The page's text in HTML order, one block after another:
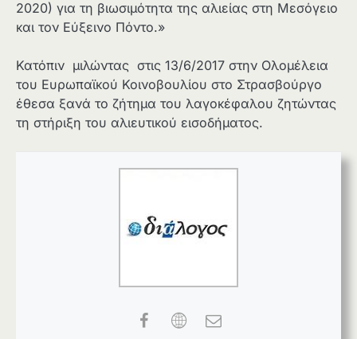
2020) για τη βιωσιμότητα της αλιείας στη Μεσόγειο
και τον Εύξεινο Πόντο.»
Κατόπιν μιλώντας στις 13/6/2017 στην Ολομέλεια
του Ευρωπαϊκού Κοινοβουλίου στο Στρασβούργο
έθεσα ξανά το ζήτημα του λαγοκέφαλου ζητώντας
τη στήριξη του αλιευτικού εισοδήματος.